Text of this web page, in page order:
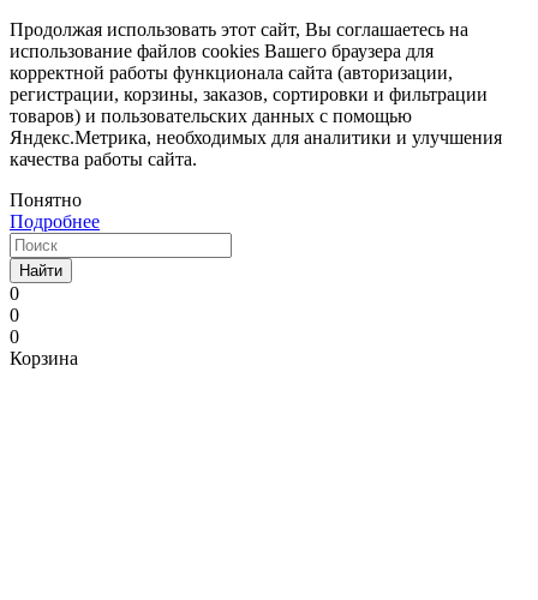
Продолжая использовать этот сайт, Вы соглашаетесь на
использование файлов cookies Вашего браузера для
корректной работы функционала сайта (авторизации,
регистрации, корзины, заказов, сортировки и фильтрации
товаров) и пользовательских данных с помощью
Яндекс.Метрика, необходимых для аналитики и улучшения
качества работы сайта.
Понятно
Подробнее
Найти
0
0
0
Корзина